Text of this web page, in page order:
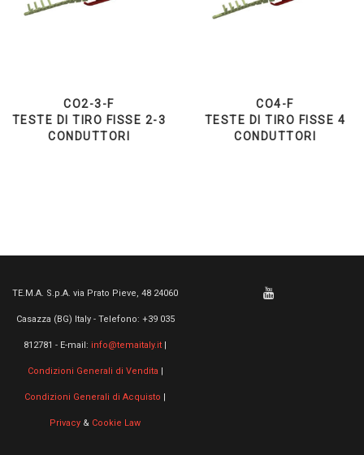
CO2-3-F
TESTE DI TIRO FISSE 2-3
CONDUTTORI
CO4-F
TESTE DI TIRO FISSE 4
CONDUTTORI
TE.M.A. S.p.A. via Prato Pieve, 48 24060
Casazza (BG) Italy - Telefono: +39 035
812781 - E-mail: info@temaitaly.it |
Condizioni Generali di Vendita |
Condizioni Generali di Acquisto |
Privacy & Cookie Law